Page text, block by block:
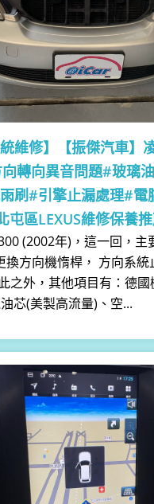
維修】
【振傑汽車】
向轉向異音問題#玻璃
刷#引擎止漏處理#電
屯區LEXUS維修保養
(2002年)，這一回，主
換方向機惰桿， 方向系統
之外，其他項目有：德國
芯(美製高流量)、空...